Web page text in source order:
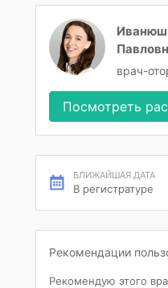
врач-
Посмотреть
БЛИЖАЙШАЯ ДАТА
В регистратуре
Рекомендации
Рекомендую этого